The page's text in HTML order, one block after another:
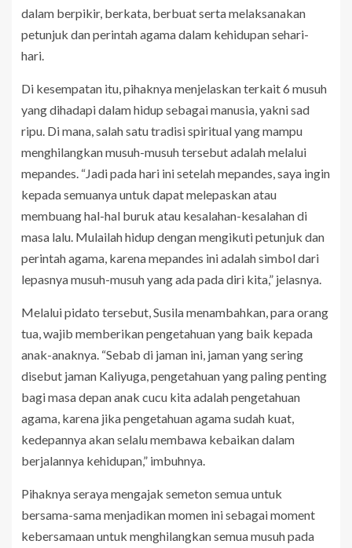
dalam berpikir, berkata, berbuat serta melaksanakan
petunjuk dan perintah agama dalam kehidupan sehari-
hari.
Di kesempatan itu, pihaknya menjelaskan terkait 6 musuh
yang dihadapi dalam hidup sebagai manusia, yakni sad
ripu. Di mana, salah satu tradisi spiritual yang mampu
menghilangkan musuh-musuh tersebut adalah melalui
mepandes. “Jadi pada hari ini setelah mepandes, saya ingin
kepada semuanya untuk dapat melepaskan atau
membuang hal-hal buruk atau kesalahan-kesalahan di
masa lalu. Mulailah hidup dengan mengikuti petunjuk dan
perintah agama, karena mepandes ini adalah simbol dari
lepasnya musuh-musuh yang ada pada diri kita,” jelasnya.
Melalui pidato tersebut, Susila menambahkan, para orang
tua, wajib memberikan pengetahuan yang baik kepada
anak-anaknya. “Sebab di jaman ini, jaman yang sering
disebut jaman Kaliyuga, pengetahuan yang paling penting
bagi masa depan anak cucu kita adalah pengetahuan
agama, karena jika pengetahuan agama sudah kuat,
kedepannya akan selalu membawa kebaikan dalam
berjalannya kehidupan,” imbuhnya.
Pihaknya seraya mengajak semeton semua untuk
bersama-sama menjadikan momen ini sebagai moment
kebersamaan untuk menghilangkan semua musuh pada